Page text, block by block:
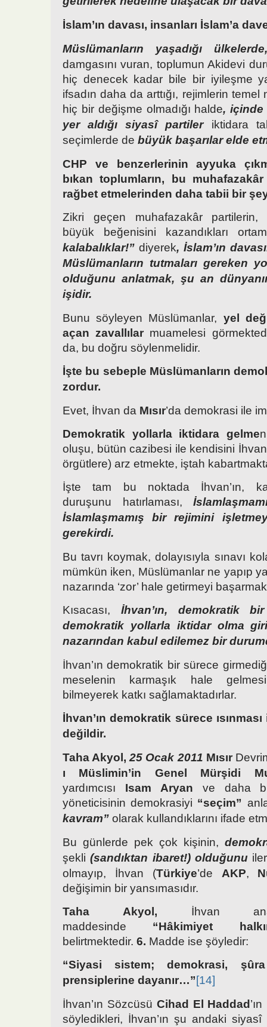
İslam’ın davası, insanları İslam’a
Müslümanların yaşadığı
damgasını vuran, toplumun Akidevi
hiç denecek kadar bile bir iyileşme
ifsadın daha da arttığı, rejimlerin
hiç bir değişme olmadığı halde, içinde
yer aldığı siyasî partileriktidara
seçimlerde de büyük başarılar elde
CHP
ve benzerlerinin ayyuka
bıkan toplumların, bu muhafazakâr
rağbet etmelerinden daha tabii bir
Zikri geçen muhafazakâr partilerin,
büyük beğenisini kazandıkları
kalabalıklar!” diyerek, İslam’ın
Müslümanların tutmaları gereken
olduğunu anlatmak, şu an
işidir.
Bunu söyleyen Müslümanlar, yel
açan zavallılar muamelesi
da, bu doğru söylenmelidir.
İşte bu sebeple Müslümanların
zordur.
Evet, İhvan da Mısır’da demokrasi ile
Demokratik yollarla iktidara gelme
oluşu, bütün cazibesi ile kendisini
örgütlere) arz etmekte, iştah
İşte tam bu noktada İhvan’ın,
duruşunu hatırlaması,
İslamlaşmamış bir rejimini
gerekirdi.
Bu tavrı koymak, dolayısıyla sınavı
mümkün iken, Müslümanlar ne yapıp
nazarında ‘zor’ hale getirmeyi
Kısacası, İhvan’ın, demokratik
demokratik yollarla iktidar olma
nazarından kabul edilemez bir
İhvan’ın demokratik bir sürece
meselenin karmaşık hale
bilmeyerek katkı sağlamaktadırlar.
İhvan’ın demokratik sürece
değildir.
Taha Akyol, 25 Ocak 2011 Mısır
ı Müslimin’in Genel Mürşidi
yardımcısı Isam Aryan ve daha
yöneticisinin demokrasiyi “seçim”
kavram” olarak kullandıklarını ifade
Bu günlerde pek çok kişinin,
şekli(sandıktan ibaret!) olduğunu
olmayıp, İhvan (Türkiye’de AKP,
değişimin bir yansımasıdır.
Taha Akyol, İhvan
maddesinde
“Hâkimiyet
belirtmektedir. 6. Madde ise şöyledir:
“Siyasi sistem; demokrasi,
prensiplerine dayanır…” [14]
İhvan’ın Sözcüsü Cihad El Haddad
söyledikleri, İhvan’ın şu andaki